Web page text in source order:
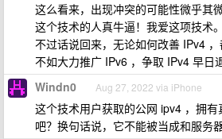
这么看来，出现冲突的可能性微乎其
这个技术的人真牛逼！我爱这项技术。
不过话说回来，无论如何改善 IPv4 ，
不如大力推广 IPv6 ，争取 IPv4 早日
Windn0 Aug 27, 2022 via iPhone
这个技术用户获取的公网 ipv4 ，拥
吧？换句话说，它不能被当成和服务